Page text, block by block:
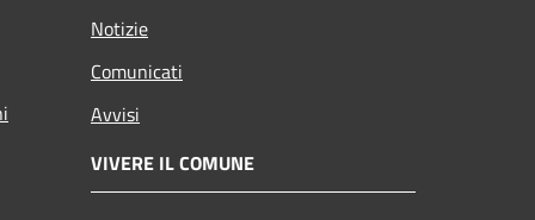
Notizie
Comunicati
Avvisi
VIVERE IL COMUNE